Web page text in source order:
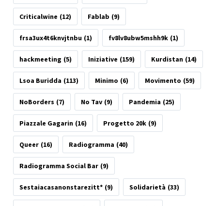
Criticalwine (12) Fablab (9)
frsa3ux4t6knvjtnbu (1) fv8lv8ubw5mshh9k (1)
hackmeeting (5) Iniziative (159) Kurdistan (14)
Lsoa Buridda (113) Minimo (6) Movimento (59)
NoBorders (7) No Tav (9) Pandemia (25)
Piazzale Gagarin (16) Progetto 20k (9)
Queer (16) Radiogramma (40)
Radiogramma Social Bar (9)
Sestaiacasanonstarezitt* (9) Solidarietà (33)